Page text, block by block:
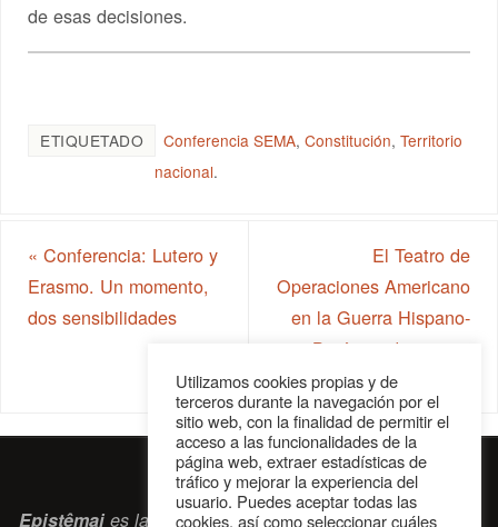
de esas decisiones.
ETIQUETADO Conferencia SEMA,Constitución,Territorio
nacional.
« Conferencia: Lutero y
Erasmo. Un momento,
dos sensibilidades
El Teatro de
Operaciones Americano
en la Guerra Hispano-
Británica de 1779 a
Epistêmaies la revista digital de la Sociedad Erasmiana
Utilizamos cookies propias y de
terceros durante la navegación por el
sitio web, con la finalidad de permitir el
acceso a las funcionalidades de la
página web, extraer estadísticas de
tráfico y mejorar la experiencia del
usuario. Puedes aceptar todas las
cookies, así como seleccionar cuáles